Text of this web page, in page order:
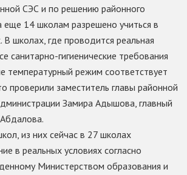
СЭС и по решению районного
еще 14 школам разрешено учиться в
В школах, где проводится реальная
санитарно-гигиенические требования
температурный режим соответствует
проверили заместитель главы районной
Замира Адышова, главный
из них сейчас в 27 школах
в реальных условиях согласно
Министерством образования и